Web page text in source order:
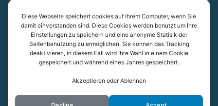
Kantonsschule Kreuzlingen
Pestalozzistrasse 7
8280 Kreuzlingen
Posterity
Diese Webseite speichert cookies auf Ihrem Computer, wenn Sie
damit einverstanden sind. Diese Cookies werden benutzt um Ihre
Einstellungen zu speichern und eine anonyme Statisik der
Seitenbenutzung zu ermöglichen. Sie können das Tracking
deaktivieren, in diesem Fall wird Ihre Wahl in einem Cookie
gespeichert und während eines Jahres gespeichert.
Akzeptieren oder Ablehnen